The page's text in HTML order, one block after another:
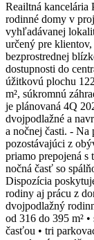
Reailtná kancelária
rodinné domy v
vyhľadávanej
určený pre
bezprostrednej
dostupnosti do
úžitkovú plochu
m², súkromnú
je plánovaná 4Q
dvojpodlažné a
a nočnej časti. - Na
pozostávajúci z
priamo prepojená s
nočná časť so
Dispozícia
rodiny aj prácu z
dvojpodlažný
od 316 do 395 m²
časťou • tri